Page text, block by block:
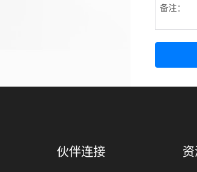
备注：
伙伴连接